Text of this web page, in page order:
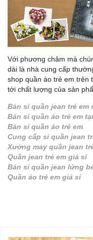
Với phương châm mà
dài là nhà cung cấp
shop quần áo trẻ em trên
tới chất lượng của sản
Bán sỉ quần jean trẻ em
Bán sỉ quần áo trẻ em
Bán sỉ quần áo trẻ em
Cung cấp sỉ quần jean
Xưởng may quần jean
Quần jean trẻ em giá sỉ
Bán sỉ quần jean lửng
Quần áo trẻ em giá sỉ